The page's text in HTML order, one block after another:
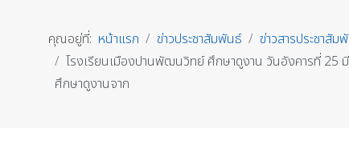
คุณอยู่ที่: หน้าแรก ข่าวประชาสัมพันธ์
ข่าวสารประชาสัม
โรงเรียนเมืองปานพัฒนวิทย์ ศึกษาดูงาน วันอังคารที่ 25
ศึกษาดูงานจาก